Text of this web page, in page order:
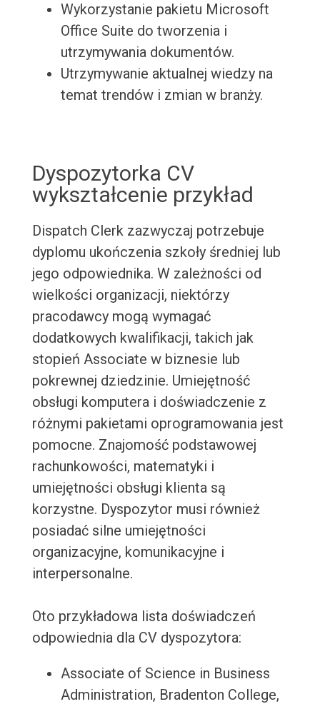
Wykorzystanie pakietu Microsoft
Office Suite do tworzenia i
utrzymywania dokumentów.
Utrzymywanie aktualnej wiedzy na
temat trendów i zmian w branży.
Dyspozytorka CV
wykształcenie przykład
Dispatch Clerk zazwyczaj potrzebuje
dyplomu ukończenia szkoły średniej lub
jego odpowiednika. W zależności od
wielkości organizacji, niektórzy
pracodawcy mogą wymagać
dodatkowych kwalifikacji, takich jak
stopień Associate w biznesie lub
pokrewnej dziedzinie. Umiejętność
obsługi komputera i doświadczenie z
różnymi pakietami oprogramowania jest
pomocne. Znajomość podstawowej
rachunkowości, matematyki i
umiejętności obsługi klienta są
korzystne. Dyspozytor musi również
posiadać silne umiejętności
organizacyjne, komunikacyjne i
interpersonalne.
Oto przykładowa lista doświadczeń
odpowiednia dla CV dyspozytora:
Associate of Science in Business
Administration, Bradenton College,